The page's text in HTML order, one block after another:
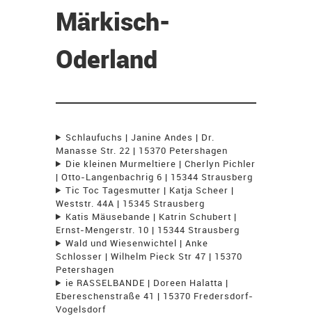
Märkisch-
Oderland
Schlaufuchs | Janine Andes | Dr.
Manasse Str. 22 | 15370 Petershagen
Die kleinen Murmeltiere | Cherlyn Pichler
| Otto-Langenbachrig 6 | 15344 Strausberg
Tic Toc Tagesmutter | Katja Scheer |
Weststr. 44A | 15345 Strausberg
Katis Mäusebande | Katrin Schubert |
Ernst-Mengerstr. 10 | 15344 Strausberg
Wald und Wiesenwichtel | Anke
Schlosser | Wilhelm Pieck Str 47 | 15370
Petershagen
ie RASSELBANDE | Doreen Halatta |
Ebereschenstraße 41 | 15370 Fredersdorf-
Vogelsdorf